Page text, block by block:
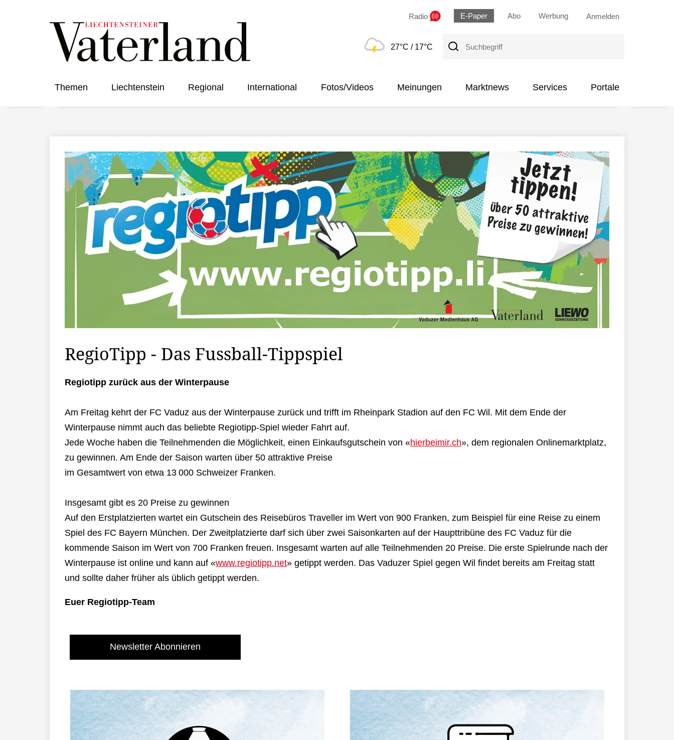
Radio E-Paper Abo Werbung Anmelden
27°C / 17°C
Suchbegriff
Themen Liechtenstein Regional International Fotos/Videos Meinungen Marktnews Services Portale
RegioTipp - Das Fussball-Tippspiel
Regiotipp zurück aus der Winterpause
Am Freitag kehrt der FC Vaduz aus der Winterpause zurück und trifft im Rheinpark Stadion auf den FC Wil. Mit dem Ende der
Winterpause nimmt auch das beliebte Regiotipp-Spiel wieder Fahrt auf.
Jede Woche haben die Teilnehmenden die Möglichkeit, einen Einkaufsgutschein von «hierbeimir.ch», dem regionalen Onlinemarktplatz,
zu gewinnen. Am Ende der Saison warten über 50 attraktive Preise
im Gesamtwert von etwa 13 000 Schweizer Franken.
Insgesamt gibt es 20 Preise zu gewinnen
Auf den Erstplatzierten wartet ein Gutschein des Reisebüros Traveller im Wert von 900 Franken, zum Beispiel für eine Reise zu einem
Spiel des FC Bayern München. Der Zweitplatzierte darf sich über zwei Saisonkarten auf der Haupttribüne des FC Vaduz für die
kommende Saison im Wert von 700 Franken freuen. Insgesamt warten auf alle Teilnehmenden 20 Preise. Die erste Spielrunde nach der
Winterpause ist online und kann auf «www.regiotipp.net» getippt werden. Das Vaduzer Spiel gegen Wil findet bereits am Freitag statt
und sollte daher früher als üblich getippt werden.
Euer Regiotipp-Team
Newsletter Abonnieren